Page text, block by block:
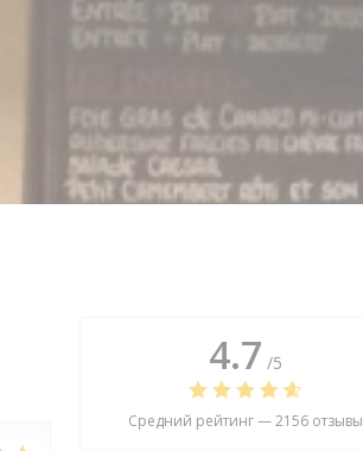
4.7 /5
Средний рейтинг —2156 отзывы